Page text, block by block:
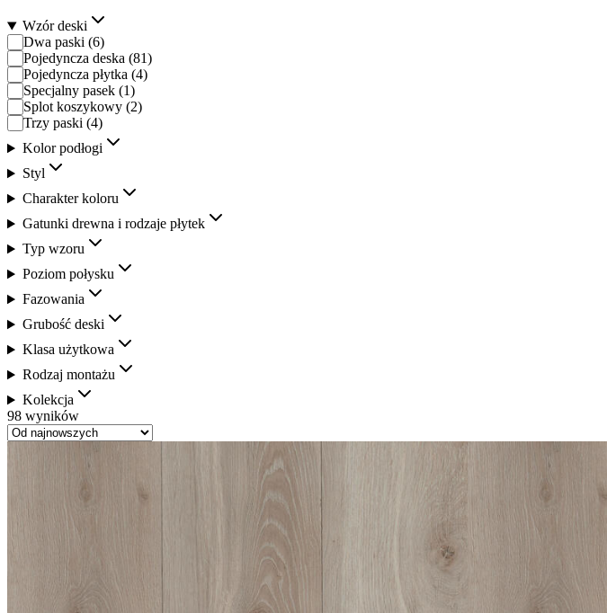
Wzór deski
Dwa paski (6)
Pojedyncza deska (81)
Pojedyncza płytka (4)
Specjalny pasek (1)
Splot koszykowy (2)
Trzy paski (4)
Kolor podłogi
Styl
Charakter koloru
Gatunki drewna i rodzaje płytek
Typ wzoru
Poziom połysku
Fazowania
Grubość deski
Klasa użytkowa
Rodzaj montażu
Kolekcja
98 wyników